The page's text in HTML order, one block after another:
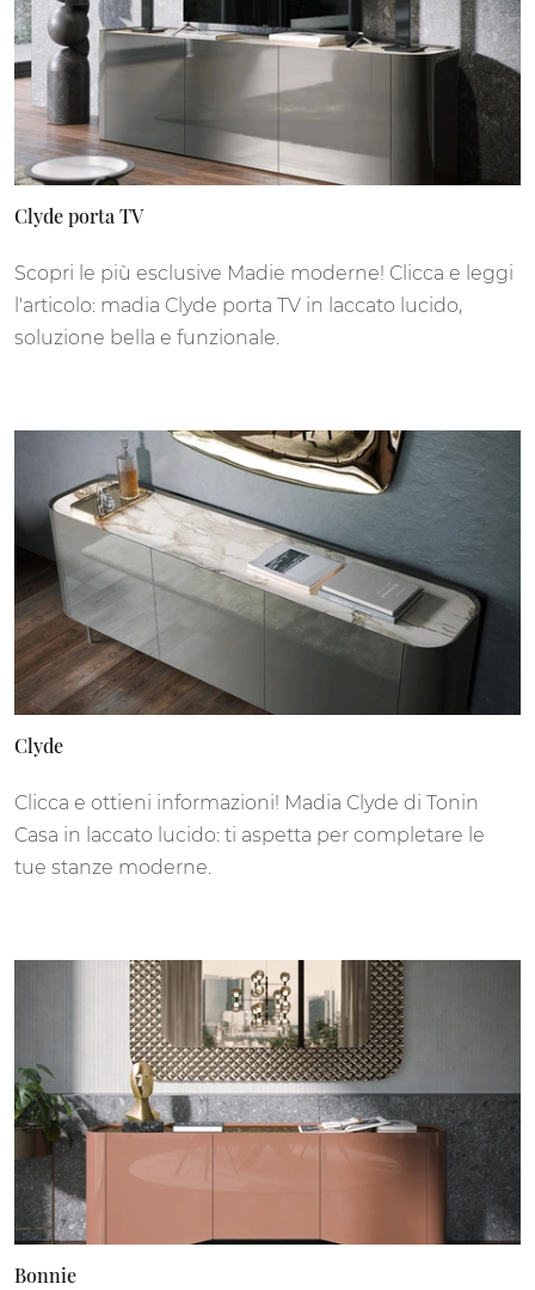
Clyde porta TV
Scopri le più esclusive Madie moderne! Clicca e leggi
l'articolo: madia Clyde porta TV in laccato lucido,
soluzione bella e funzionale.
Clyde
Clicca e ottieni informazioni! Madia Clyde di Tonin
Casa in laccato lucido: ti aspetta per completare le
tue stanze moderne.
Bonnie